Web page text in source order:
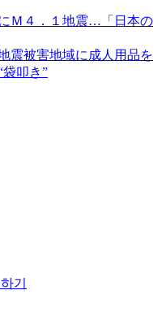
Ｍ４．１地震…「日本の
震被害地域に成人用品を
叩き”
기